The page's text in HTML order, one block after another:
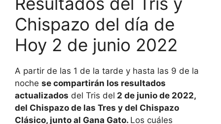
Chispazo del día de
Hoy 2 de junio 2022
A partir de las 1 de la tarde y hasta las 9 de la
noche se compartirán los resultados
actualizados del Tris del 2 de junio de 2022,
del Chispazo de las Tres y del Chispazo
Clásico, junto al Gana Gato. Los cuáles